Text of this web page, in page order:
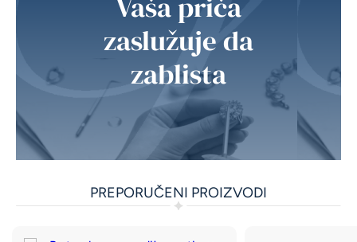
zaslužuje da
zablista
PREPORUČENI PROIZVODI